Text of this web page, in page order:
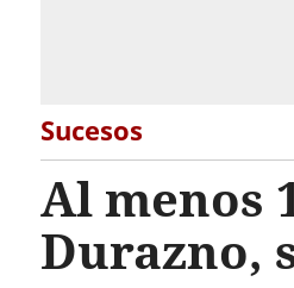
Sucesos
Al menos
Durazno,